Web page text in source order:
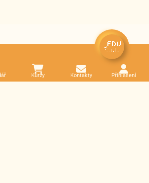
Kurzy Kontakty Přihlášení